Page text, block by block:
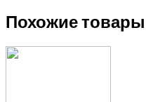
Похожие товары